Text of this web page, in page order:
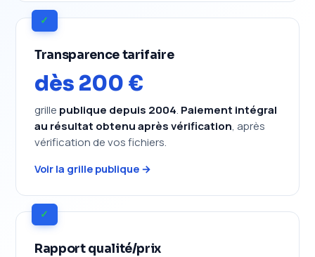
✓
Transparence tarifaire
dès 200 €
grille publique depuis 2004. Paiement intégral
au résultat obtenu après vérification, après
vérification de vos fichiers.
Voir la grille publique →
✓
Rapport qualité/prix